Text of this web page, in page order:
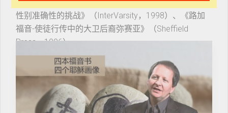
John Walton合著；2006）、《歪曲经文？圣经翻译和
性别准确性的挑战》（InterVarsity，1998）、《路加
福音-使徒行传中的大卫后裔弥赛亚》（Sheffield
Press，1996）。
史特劳斯是《扩展版圣经》（Thomas Nelson）和《文
本教学注释系列》（Baker）的新约编辑，也是新国际
版圣经翻译委员会副主席、NIV研读本圣经的副主编。
他是圣经文献学会、圣经研究所和福音派神学协会成